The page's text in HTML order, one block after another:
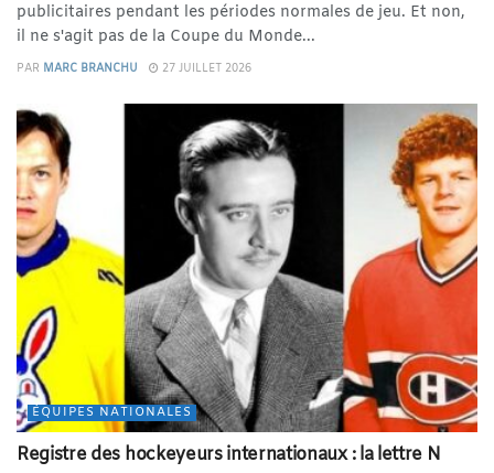
publicitaires pendant les périodes normales de jeu. Et non,
il ne s'agit pas de la Coupe du Monde...
PAR MARC BRANCHU 27 JUILLET 2026
ÉQUIPES NATIONALES
Registre des hockeyeurs internationaux : la lettre N